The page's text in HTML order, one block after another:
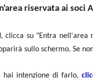
riservata ai soci
clicca su "Entra
sullo schermo. Se
hai intenzione di farlo,